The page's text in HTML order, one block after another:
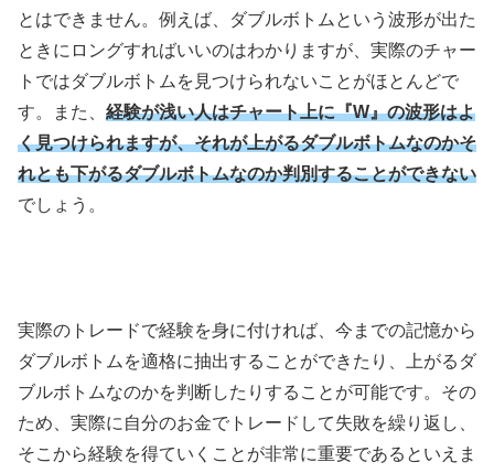
とはできません。例えば、ダブルボトムという波形が出た
ときにロングすればいいのはわかりますが、実際のチャー
トではダブルボトムを見つけられないことがほとんどで
す。また、 経験が浅い人はチャート上に『W』の波形はよ
く見つけられますが、それが上がるダブルボトムなのかそ
れとも下がるダブルボトムなのか判別することができない
でしょう。
実際のトレードで経験を身に付ければ、今までの記憶から
ダブルボトムを適格に抽出することができたり、上がるダ
ブルボトムなのかを判断したりすることが可能です。その
ため、実際に自分のお金でトレードして失敗を繰り返し、
そこから経験を得ていくことが非常に重要であるといえま